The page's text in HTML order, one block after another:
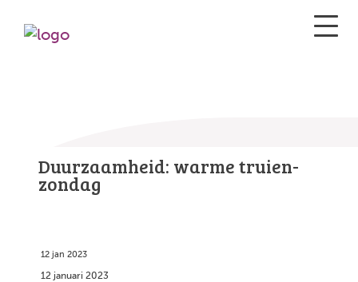
Duurzaamheid: warme truien-
zondag
12 jan 2023
12 januari 2023